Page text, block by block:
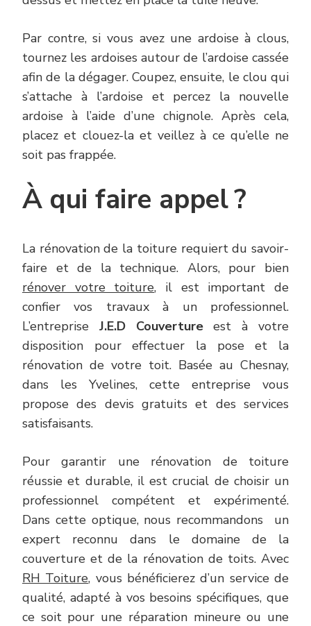
Par contre, si vous avez une ardoise à clous,
tournez les ardoises autour de l’ardoise cassée
afin de la dégager. Coupez, ensuite, le clou qui
s’attache à l’ardoise et percez la nouvelle
ardoise à l’aide d’une chignole. Après cela,
placez et clouez-la et veillez à ce qu’elle ne
soit pas frappée.
À qui faire appel ?
La rénovation de la toiture requiert du savoir-
faire et de la technique. Alors, pour bien
rénover votre toiture, il est important de
confier vos travaux à un professionnel.
L’entreprise J.E.D Couvertureest à votre
disposition pour effectuer la pose et la
rénovation de votre toit. Basée au Chesnay,
dans les Yvelines, cette entreprise vous
propose des devis gratuits et des services
satisfaisants.
Pour garantir une rénovation de toiture
réussie et durable, il est crucial de choisir un
professionnel compétent et expérimenté.
Dans cette optique, nous recommandons un
expert reconnu dans le domaine de la
couverture et de la rénovation de toits. Avec
RH Toiture, vous bénéficierez d’un service de
qualité, adapté à vos besoins spécifiques, que
ce soit pour une réparation mineure ou une